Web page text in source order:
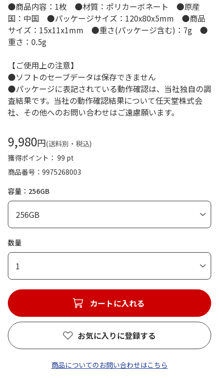
●商品内容：1枚 ●材質：ポリカーボネート ●原産
国：中国 ●パッケージサイズ：120x80x5mm ●商品
サイズ：15x11x1mm ●重さ(パッケージ含む)：7g ●
重さ：0.5g
【ご使用上の注意】
●ソフトのセーブデータは保存できません
●パッケージに表記されている動作確認は、当社独自の調
査結果です。当社の動作確認結果について任天堂株式会
社、その他へのお問い合わせはご遠慮願います。
9,980円(送料別・税込)
獲得ポイント： 99 pt
商品番号
9975268003
容量：256GB
数量
1
カートに入れる
お気に入りに登録する
商品についてのお問い合わせはこちら